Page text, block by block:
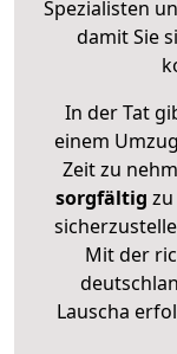
Spezialisten
damit Sie
In der Tat
einem
Zeit zu
sorgfältig zu
Mit der
Lauscha